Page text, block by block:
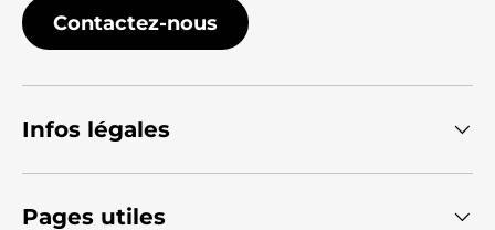
Contactez-nous
Infos légales
Pages utiles